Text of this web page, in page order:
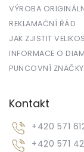
VÝROBA
REKLAMAČNÍ ŘÁD
JAK ZJISTIT
INFORMACE O
PUNCOVNÍ ZNAČKY
Kontakt
+420 571
+420 571